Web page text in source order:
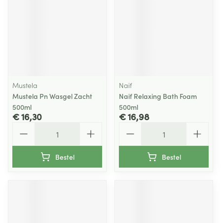
Mustela
Mustela Pn Wasgel Zacht
500ml
€ 16,30
Bestel
Naif
Naif Relaxing Bath Foam
500ml
€ 16,98
Bestel